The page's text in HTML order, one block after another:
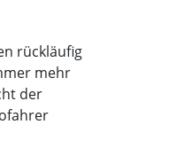
rückläufig
mehr
der